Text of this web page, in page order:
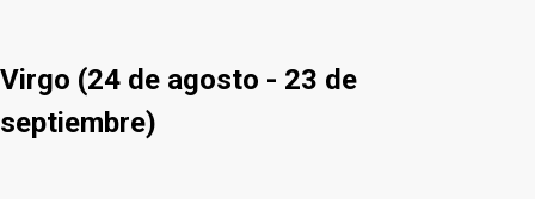
Virgo (24 de agosto - 23 de
septiembre)